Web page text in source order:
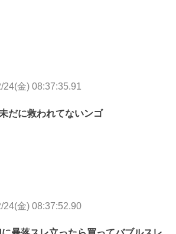
24(金) 08:37:35.91
だに救われてないンゴ
24(金) 08:37:52.90